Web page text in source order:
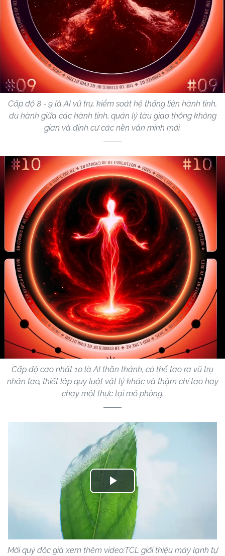
Cấp độ 8 - 9 là AI vũ trụ, kiểm soát hệ thống liên hành tinh,
du hành giữa các hành tinh, quản lý tàu giao thông không
gian và định cư các nền văn minh mới.
Cấp độ cao nhất 10 là AI thần thánh, có thể tạo ra vũ trụ
nhân tạo, thiết lập quy luật vật lý khác và thậm chí tạo hay
chạy một thực tại mô phỏng.
Play
Video
Mời quý độc giả xem thêm video:TCL giới thiệu máy lạnh tự